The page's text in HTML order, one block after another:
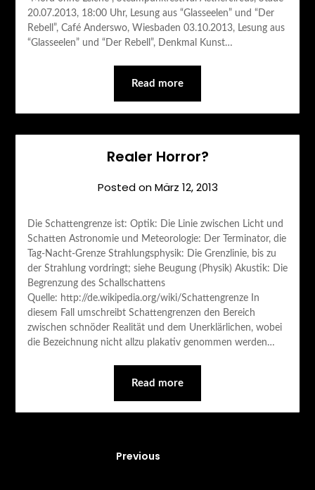
20.07.2013, 18:00 Uhr, Lesung aus “Glasseelen” und “Der
Rebell”, Café Anderswo, Wiesbaden 03.10.2013, Lesung aus
“Glasseelen” und “Der Rebell”, Denkmal Kunst…
Read more
Realer Horror?
Posted onMärz 12, 2013
Die Schattengrenze ist: Optik: Die Linie zwischen Licht und
Schatten Astronomie und Meteorologie: Der Terminator, die
Tag-Nacht-Grenze Strahlungsphysik: Die Grenzlinie, bis zu
der Strahlung vordringt; siehe Beugung (Physik) Akustik: Die
Begrenzung des Schallschattens
Quelle: http://de.wikipedia.org/wiki/Schattengrenze In
diesem Fall umschreibt Schattengrenzen den Bereich
zwischen schnöder Realität und dem Unerklärlichen, wobei
die Bezeichnung nicht allzu plakativ genommen werden…
Read more
Previous